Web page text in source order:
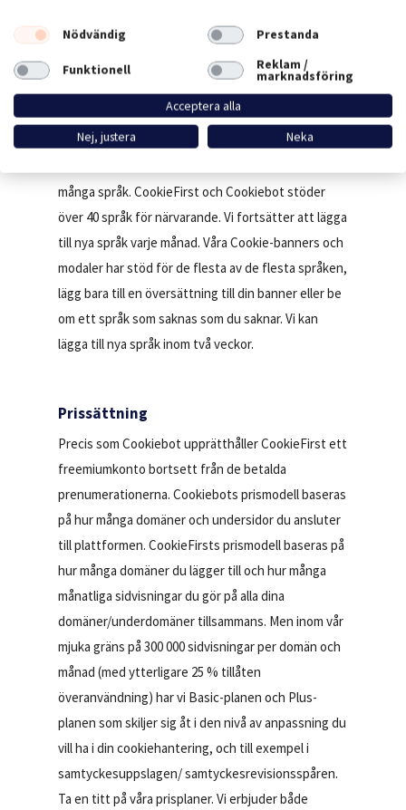
remarketingskript. Du kan själv se hur vi gör det.
Skapa ett konto här.
Språkstöd
många språk. CookieFirst och Cookiebot stöder
över 40 språk för närvarande. Vi fortsätter att lägga
till nya språk varje månad. Våra Cookie-banners och
modaler har stöd för de flesta av de flesta språken,
lägg bara till en översättning till din banner eller be
om ett språk som saknas som du saknar. Vi kan
lägga till nya språk inom två veckor.
Prissättning
Precis som Cookiebot upprätthåller CookieFirst ett
freemiumkonto bortsett från de betalda
prenumerationerna. Cookiebots prismodell baseras
på hur många domäner och undersidor du ansluter
till plattformen. CookieFirsts prismodell baseras på
hur många domäner du lägger till och hur många
månatliga sidvisningar du gör på alla dina
domäner/underdomäner tillsammans. Men inom vår
mjuka gräns på 300 000 sidvisningar per domän och
månad (med ytterligare 25 % tillåten
överanvändning) har vi Basic-planen och Plus-
planen som skiljer sig åt i den nivå av anpassning du
vill ha i din cookiehantering, och till exempel i
samtyckesuppslagen/ samtyckesrevisionsspåren.
Ta en titt på våra prisplaner. Vi erbjuder både
Nödvändig Prestanda
Funktionell Reklam /
marknadsföring
Acceptera alla
Nej, justera
Neka